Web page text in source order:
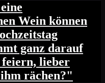
Wein können
ganz darauf
feiern, lieber
ihm rächen?"